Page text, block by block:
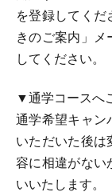
を登録してくだ
きのご案内」メ
してください。
▼通学コースへ
通学希望キャン
いただいた後は
容に相違がない
いいたします。